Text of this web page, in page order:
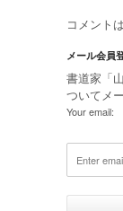
コメント
メール会員
書道家「
ついてメ
Your email: